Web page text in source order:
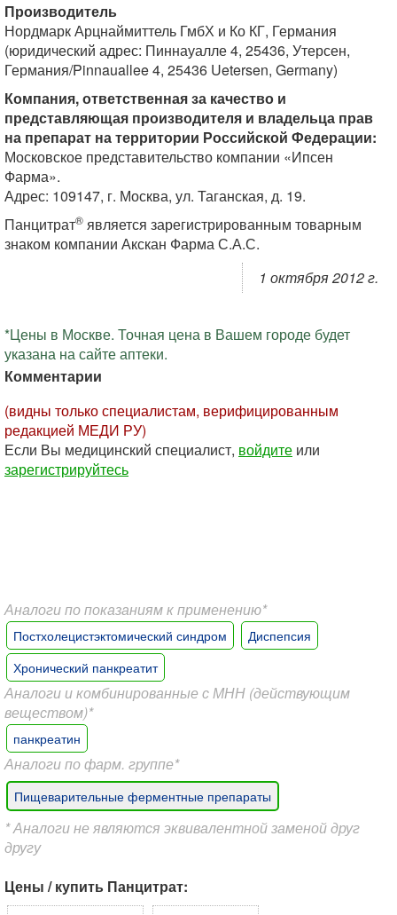
Производитель
Нордмарк Арцнаймиттель ГмбХ и Ко КГ, Германия
(юридический адрес: Пиннауалле 4, 25436, Утерсен,
Германия/Pinnauallee 4, 25436 Uetersen, Germany)
Компания, ответственная за качество и
представляющая производителя и владельца прав
на препарат на территории Российской Федерации:
Московское представительство компании «Ипсен
Фарма».
Адрес: 109147, г. Москва, ул. Таганская, д. 19.
Панцитрат® является зарегистрированным товарным
знаком компании Акскан Фарма С.А.С.
1 октября 2012 г.
*Цены в Москве. Точная цена в Вашем городе будет
указана на сайте аптеки.
Комментарии
(видны только специалистам, верифицированным
редакцией МЕДИ РУ)
Если Вы медицинский специалист, войдите или
зарегистрируйтесь
Аналоги по показаниям к применению*
Постхолецистэктомический синдром
Диспепсия
Хронический панкреатит
Аналоги и комбинированные с МНН (действующим
веществом)*
панкреатин
Аналоги по фарм. группе*
Пищеварительные ферментные препараты
* Аналоги не являются эквивалентной заменой друг
другу
Цены / купить Панцитрат: